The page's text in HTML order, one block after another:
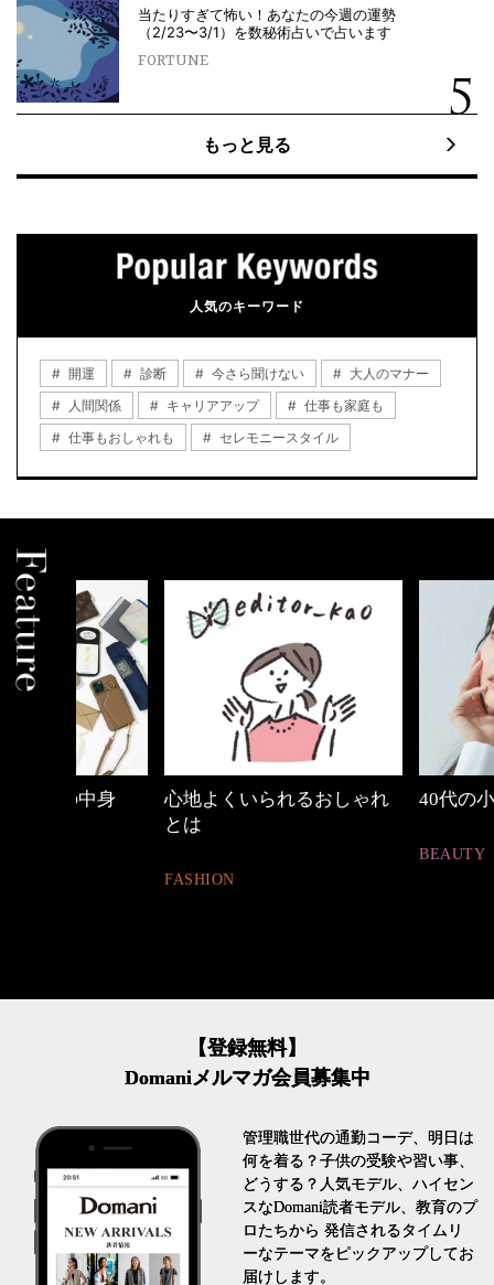
当たりすぎて怖い！あなたの今週の運勢
（2/23〜3/1）を数秘術占いで占います
FORTUNE
もっと見る
人気のキーワード
開運 診断 今さら聞けない
大人のマナー
人間関係
キャリアアップ
仕事も家庭も
仕事もおしゃれも
セレモニースタイル
心地よくいられるおしゃれ
40代の小顔メイク
【登録無料】
Domaniメルマガ会員募集中
管理職世代の通勤コーデ、明日は
何を着る？子供の受験や習い事、
どうする？人気モデル、ハイセン
スなDomani読者モデル、教育のプ
ロたちから 発信されるタイムリ
ーなテーマをピックアップしてお
届けします。